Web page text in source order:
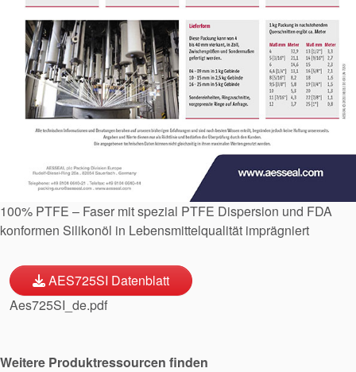
Kontaktieren Sie uns
Standorte
Neuigkeiten
Nachhaltigkeit
100% PTFE – Faser mit spezial PTFE Dispersion und FDA
konformen Silikonöl in Lebensmittelqualität imprägniert
AES725SI Datenblatt
Aes725SI_de.pdf
Weitere Produktressourcen finden